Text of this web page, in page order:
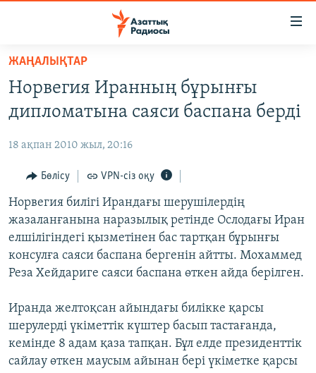
Skip
main
content
to
Navigation
Skip
to
Search
САЯСАТ
ҚАҢТАР ОҚИҒАСЫ
АДАМ ҚҰҚЫҚТАРЫ
ӘЛЕУМЕТ
ӘЛЕМ
АРНАЙЫ ЖОБАЛАР
ЖАЗЫЛЫҢЫЗ
ЖАҢАЛЫҚТАР
Норвегия Иранның бұрынғы
дипломатына саяси баспана берді
18 ақпан 2010 жыл, 20:16
Бөлісу VPN-сіз оқу
Норвегия билігі Ирандағы шерушілердің
жазаланғанына наразылық ретінде Ослодағы Иран
елшілігіндегі қызметінен бас тартқан бұрынғы
консулға саяси баспана бергенін айтты. Мохаммед
Реза Хейдариге саяси баспана өткен айда берілген.
Иранда желтоқсан айындағы билікке қарсы
шерулерді үкіметтік күштер басып тастағанда,
кемінде 8 адам қаза тапқан. Бұл елде президенттік
сайлау өткен маусым айынан бері үкіметке қарсы